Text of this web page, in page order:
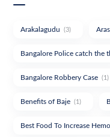
Arakalagudu (3)
Bangalore Police catch the
Bangalore Robbery Case (1)
Benefits of Baje (1)
Best Food To Increase